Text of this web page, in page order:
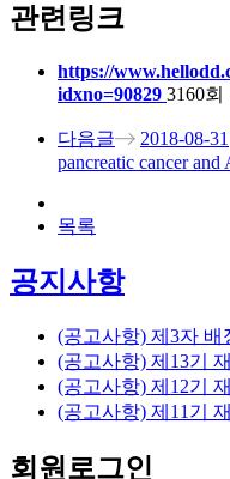
관련링크
https://
idxno=90829 3160회
다음글 2018-08-31
pancreatic cancer and
목록
공지사항
(공고사항) 제3자
(공고사항) 제13기
(공고사항) 제12기
(공고사항) 제11기
회원로그인